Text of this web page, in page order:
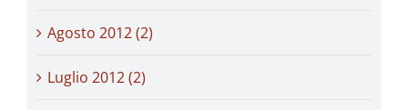
Agosto 2012 (2)
Luglio 2012 (2)